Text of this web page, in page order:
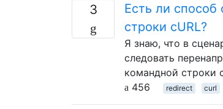
3
Есть ли
строки cURL?
Я знаю, что в
следовать
командной строки
456
redirect curl